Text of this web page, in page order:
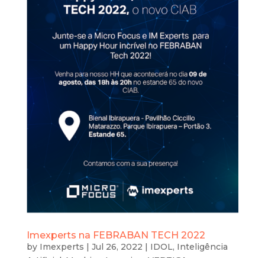
Imexperts na FEBRABAN TECH 2022
by Imexperts Jul 26, 2022 IDOL, Inteligência